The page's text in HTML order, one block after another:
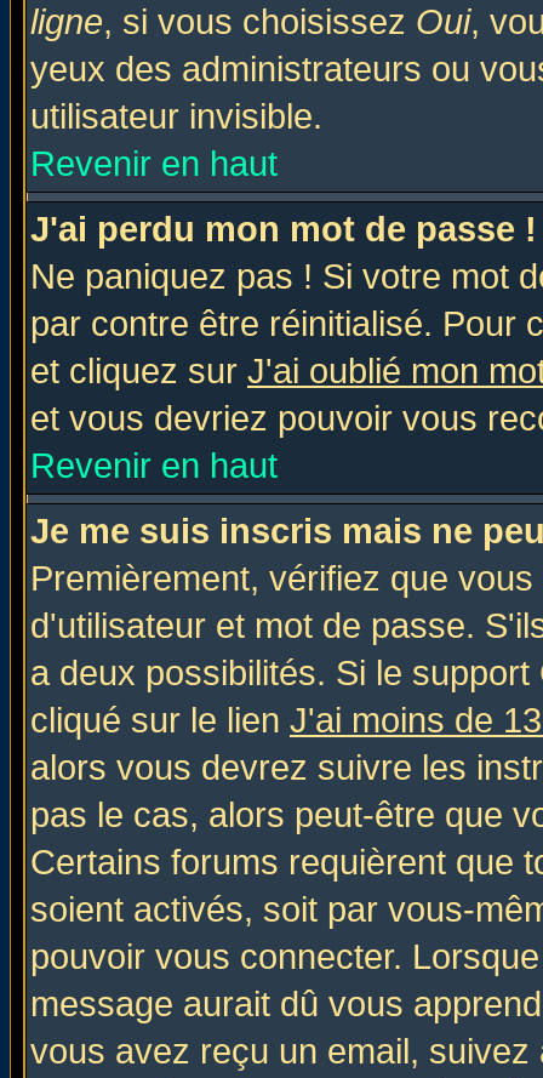
ligne, si vous choisissez Oui,
yeux des administrateurs ou
utilisateur invisible.
Revenir en haut
J'ai perdu mon mot de passe !
Ne paniquez pas ! Si votre mot
par contre être réinitialisé. Pour
et cliquez sur J'ai oublié mon
et vous devriez pouvoir vous
Revenir en haut
Je me suis inscris mais ne
Premièrement, vérifiez que
d'utilisateur et mot de passe.
a deux possibilités. Si le
cliqué sur le lien J'ai moins de
alors vous devrez suivre les
pas le cas, alors peut-être que
Certains forums requièrent que
soient activés, soit par vous-
pouvoir vous connecter.
message aurait dû vous
vous avez reçu un email,